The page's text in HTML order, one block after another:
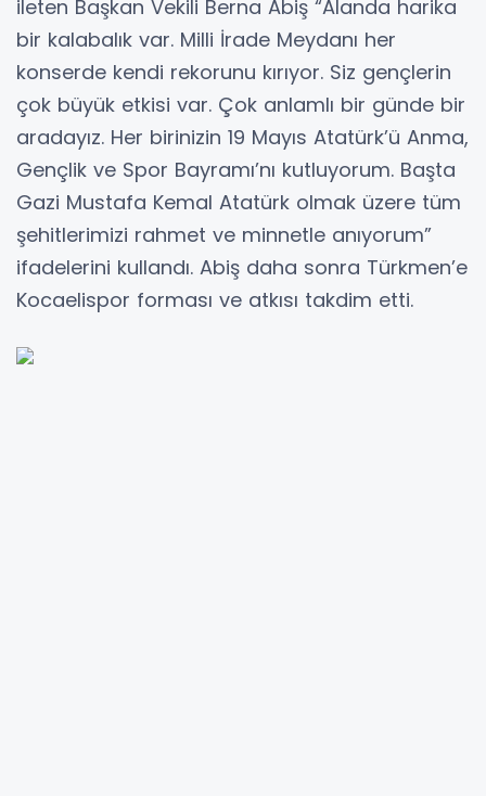
ileten Başkan Vekili Berna Abiş “Alanda harika
bir kalabalık var. Milli İrade Meydanı her
konserde kendi rekorunu kırıyor. Siz gençlerin
çok büyük etkisi var. Çok anlamlı bir günde bir
aradayız. Her birinizin 19 Mayıs Atatürk’ü Anma,
Gençlik ve Spor Bayramı’nı kutluyorum. Başta
Gazi Mustafa Kemal Atatürk olmak üzere tüm
şehitlerimizi rahmet ve minnetle anıyorum”
ifadelerini kullandı. Abiş daha sonra Türkmen’e
Kocaelispor forması ve atkısı takdim etti.